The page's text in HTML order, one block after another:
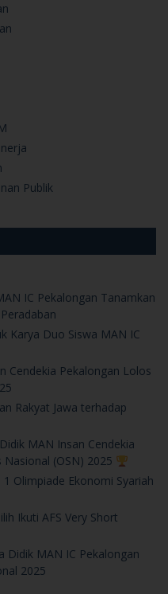
Publik
IC Pekalongan Tanamkan
Karya Duo Siswa MAN IC
Cendekia Pekalongan Lolos
Rakyat Jawa terhadap
MAN Insan Cendekia
Nasional (OSN) 2025
1 Olimpiade Ekonomi Syariah
Ikuti AFS Very Short
Didik MAN IC Pekalongan
2025